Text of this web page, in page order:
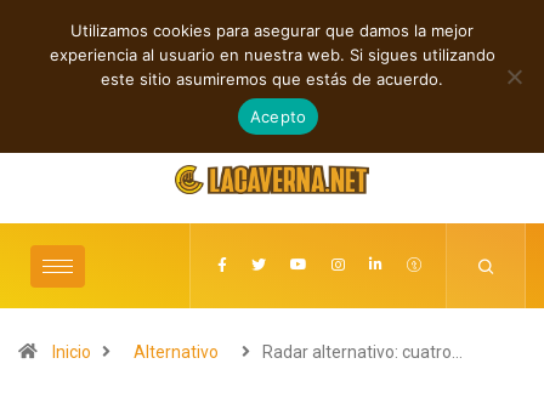
TENDENCIAS
Cuatro lanzamientos independientes entre introspección y fuerza
agosto 6, 2026
Inicio Alternativo Radar alternativo: cuatro…
Utilizamos cookies para asegurar que damos la mejor
experiencia al usuario en nuestra web. Si sigues utilizando
este sitio asumiremos que estás de acuerdo.
Acepto